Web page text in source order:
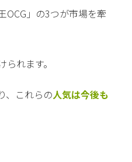
OCG」の3つが市場を牽
られます。
、これらの人気は今後も